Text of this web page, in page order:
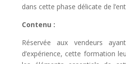
dans cette phase délicate de
Contenu :
Réservée aux vendeurs
d’expérience, cette formation